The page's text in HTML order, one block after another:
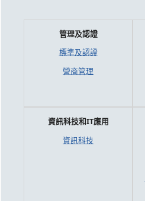
管理及認證
標準及認證
營商管理
資訊科技和IT應用
資訊科技